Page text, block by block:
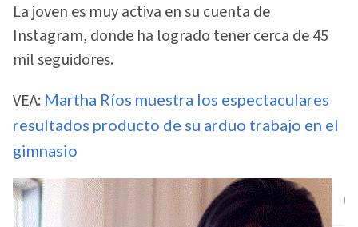
La joven es muy activa en su cuenta de
Instagram, donde ha logrado tener cerca de 45
mil seguidores.
VEA: Martha Ríos muestra los espectaculares
resultados producto de su arduo trabajo en el
gimnasio